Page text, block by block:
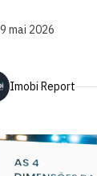
mai 2026
Imobi Report